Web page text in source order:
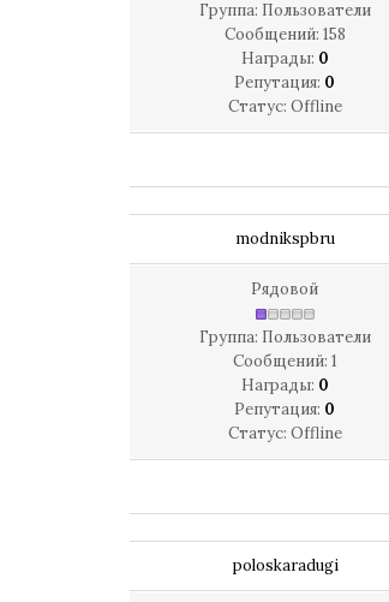
Группа: Пользователи
Сообщений: 158
Награды: 0
Репутация: 0
Статус: Offline
modnikspbru
Рядовой
Группа: Пользователи
Сообщений: 1
Награды: 0
Репутация: 0
Статус: Offline
poloskaradugi